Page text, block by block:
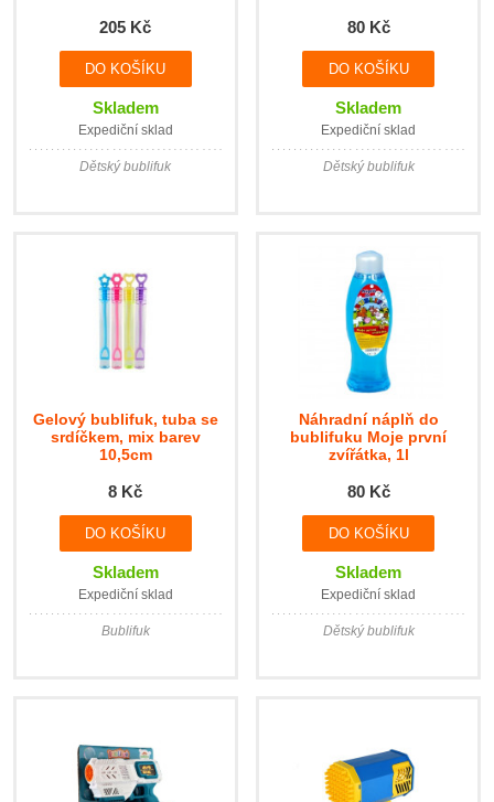
205 Kč
Skladem
Expediční sklad
Dětský bublifuk
80 Kč
Skladem
Expediční sklad
Dětský bublifuk
Gelový bublifuk, tuba se
srdíčkem, mix barev
10,5cm
8 Kč
Skladem
Expediční sklad
Bublifuk
Náhradní náplň do
bublifuku Moje první
zvířátka, 1l
80 Kč
Skladem
Expediční sklad
Dětský bublifuk